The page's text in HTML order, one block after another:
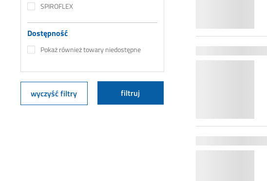
SPIROFLEX
Dostępność
Pokaż również towary niedostępne
filtruj
wyczyść filtry